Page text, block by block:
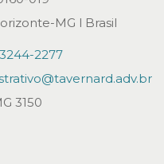
MG l Brasil
2277
3150